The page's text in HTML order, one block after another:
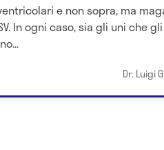
e non sopra, ma
In ogni caso, sia gli uni che
Dr. Luigi